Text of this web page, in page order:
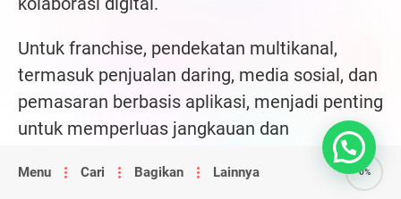
Untuk franchise, pendekatan multikanal,
termasuk penjualan daring, media sosial, dan
pemasaran berbasis aplikasi, menjadi penting
untuk memperluas jangkauan dan
membangun kesadaran merek yang kuat.
Menu Cari Bagikan Lainnya 0%